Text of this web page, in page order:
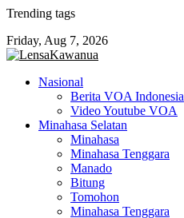
Skip
content
Trending tags
Friday, Aug 7, 2026
Nasional
Berita VOA Indonesia
Video Youtube VOA
Minahasa Selatan
Minahasa
Minahasa Tenggara
Manado
Bitung
Tomohon
Minahasa Tenggara